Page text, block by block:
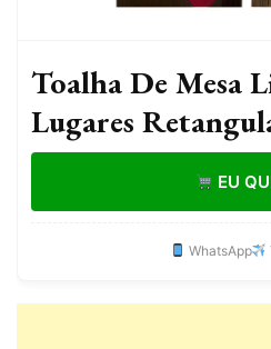
Toalha De Mesa
Lugares
EU
WhatsApp